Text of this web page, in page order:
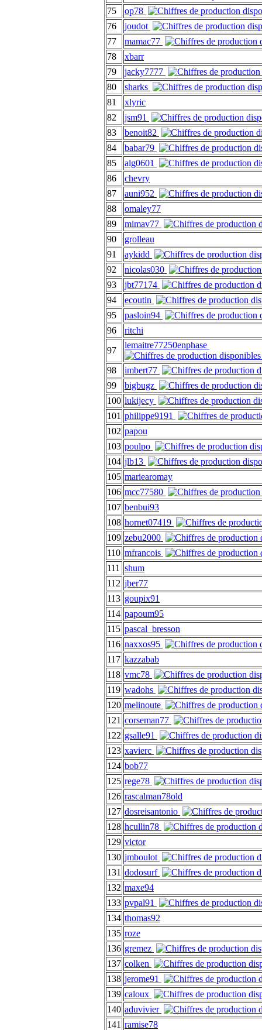
75
op78
76
joudot
77
mamac77
78
xbarr
79
jacky7777
80
sharks
81
xlyric
82
jsm91
83
benoit82
84
babar79
85
alg0601
86
chevry
87
auni952
88
omaley77
89
mimav77
90
grolleau
91
aykidd
92
nicolas030
93
jbt77174
94
ecoutin
95
pasloin94
96
ritchi
97
lemaitre77250enphase
98
imbert77
99
bigbugz
100 lukijecy
101 philippe9191
102 papou
103 poulpo
104 jlb13
105 mariearomay
106 mcc77580
107 benbui93
108 hornet07419
109 zebu2000
110 mfrancois
111
shum
112 jber77
113 goupix91
114 papoum95
115 pascal_bresson
116 naxxos95
117 kazzabab
118 vmc78
119 wadohs
120 melinoute
121 corseman77
122 gsalle91
123 xavierc
124 bob77
125 rege78
126 rascalman78old
127 dosreisantonio
128 hcullin78
129 victor
130 jmboulot
131 dodosurf
132 maxe94
133 pvpal91
134 thomas92
135 roze
136 gremez
137 colken
138 jerome91
139 caloux
140 aduvivier
141 ramise78